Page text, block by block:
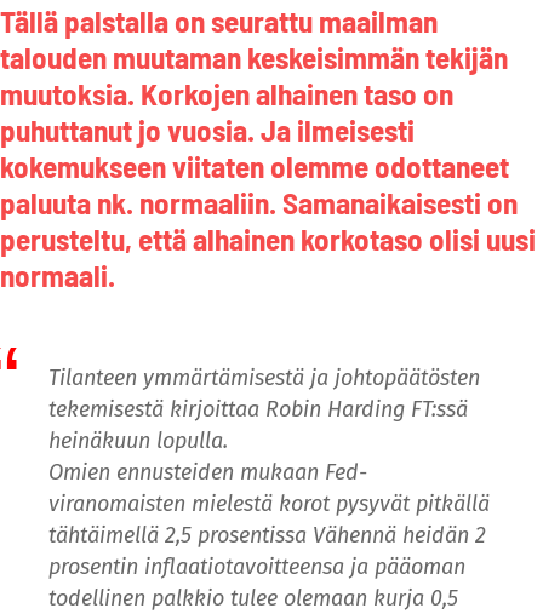
Tällä palstalla on seurattu maailman
talouden muutaman keskeisimmän tekijän
muutoksia. Korkojen alhainen taso on
puhuttanut jo vuosia. Ja ilmeisesti
kokemukseen viitaten olemme odottaneet
paluuta nk. normaaliin. Samanaikaisesti on
perusteltu, että alhainen korkotaso olisi uusi
normaali.
Tilanteen ymmärtämisestä ja johtopäätösten
tekemisestä kirjoittaa Robin Harding FT:ssä
heinäkuun lopulla.
Omien ennusteiden mukaan Fed-
viranomaisten mielestä korot pysyvät pitkällä
tähtäimellä 2,5 prosentissa Vähennä heidän 2
prosentin inflaatiotavoitteensa ja pääoman
todellinen palkkio tulee olemaan kurja 0,5